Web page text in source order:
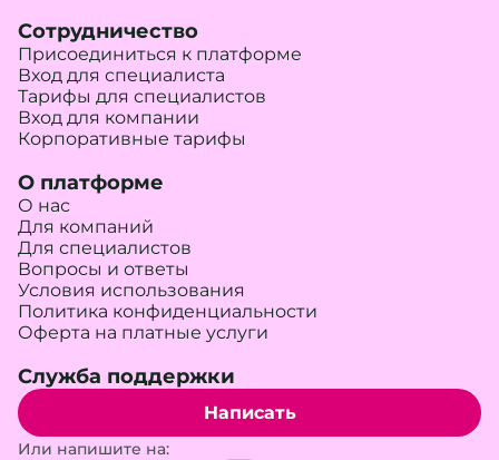
Сотрудничество
Присоединиться к платформе
Вход для специалиста
Тарифы для специалистов
Вход для компании
Корпоративные тарифы
О платформе
О нас
Для компаний
Для специалистов
Вопросы и ответы
Условия использования
Политика конфиденциальности
Оферта на платные услуги
Служба поддержки
Написать
Или напишите на: